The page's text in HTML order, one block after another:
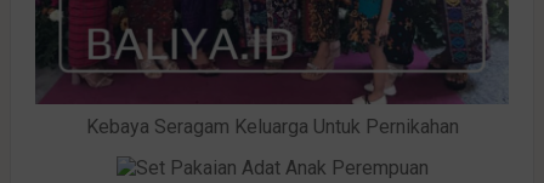
Kebaya Seragam Keluarga Untuk Pernikahan